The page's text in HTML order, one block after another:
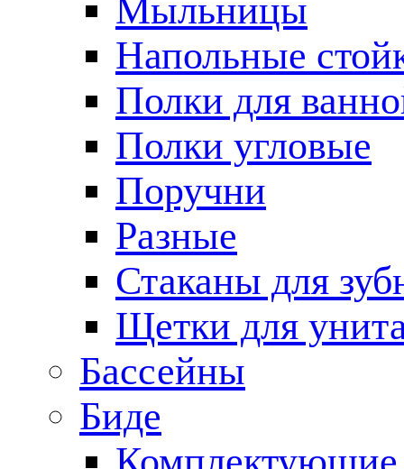
Мыльницы
Напольные
Полки для
Полки угловые
Поручни
Разные
Стаканы для
Щетки для
Бассейны
Биде